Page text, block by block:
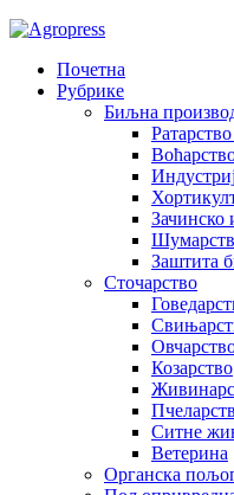
Почетна
Рубрике
Биљна
Зачинско
Заштита
Сточарство
Козарство
Ситне
Ветерина
Органска